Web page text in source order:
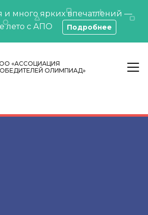
и много ярких впечатлений —
лето с АПО
Подробнее
«АССОЦИАЦИЯ
ОЛИМПИАД»